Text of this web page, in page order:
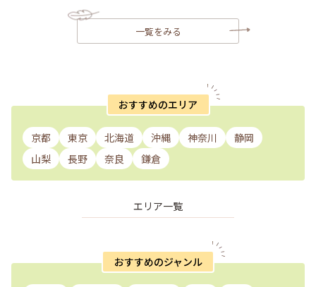
一覧をみる
おすすめのエリア
京都 東京 北海道 沖縄 神奈川
静岡
山梨
長野 奈良 鎌倉
エリア一覧
おすすめのジャンル